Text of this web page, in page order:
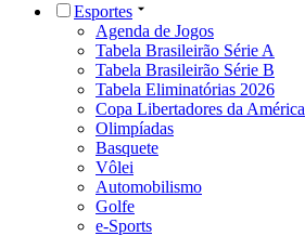
Esportes
Agenda de Jogos
Tabela Brasileirão Série A
Tabela Brasileirão Série B
Tabela Eliminatórias 2026
Copa Libertadores da América
Olimpíadas
Basquete
Vôlei
Automobilismo
Golfe
e-Sports